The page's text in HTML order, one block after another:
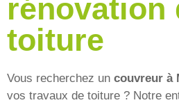
rénovation
toiture
Vous recherchez un couvreur à
vos travaux de toiture ? Notre